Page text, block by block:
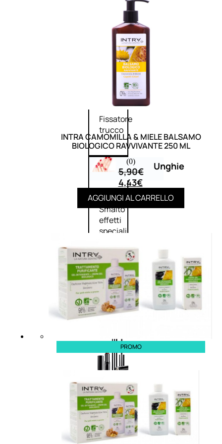
Fondotinta
Cipria
Fard/Blush
Illuminante
Terre
abbronzanti
Fissatore
trucco
Unghie
Smalto
Smalto
effetti
speciali
Trattamenti
unghie
Cofanetti
unghie
TRATTAMENTI
Trattamento Viso Antieta
Trattamento Viso Giorno
Trattamento Viso Notte
Trattamento Viso 24 Ore
Trattamento Viso Bb E Cc
Cream
INTRA CAMOMILLA & MIELE BALSAMO
BIOLOGICO RAVVIVANTE 250 ML
(0)
5,90€
4,43€
AGGIUNGI AL CARRELLO
PROMO